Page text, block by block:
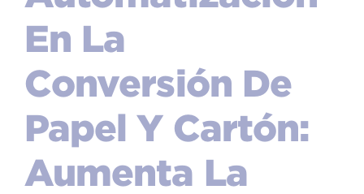
En La
Conversión De
Papel Y Cartón:
Aumenta La